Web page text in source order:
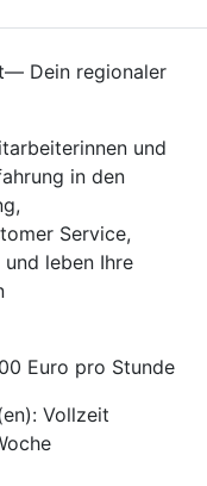
Dein regionaler
und
in den
Service,
leben Ihre
Euro pro Stunde
Vollzeit